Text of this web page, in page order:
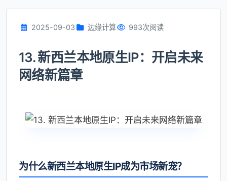
2025-09-03 边缘计算 993次阅读
13. 新西兰本地原生IP：开启未来
网络新篇章
为什么新西兰本地原生IP成为市场新宠？